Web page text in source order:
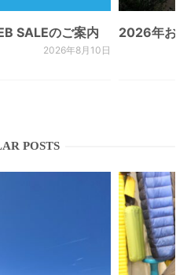
SALEのご案内
2026年8月10日
2026年お
POSTS